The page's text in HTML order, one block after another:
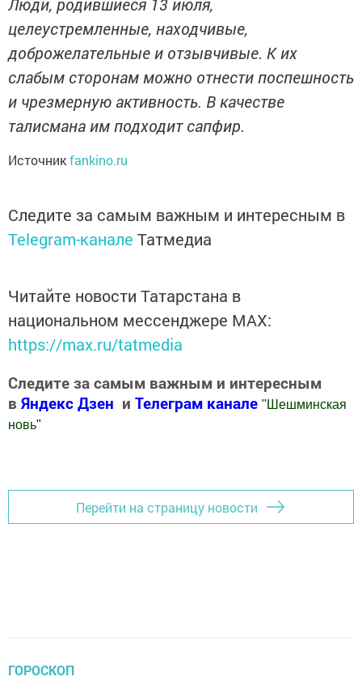
Люди, родившиеся 13 июля,
целеустремленные, находчивые,
доброжелательные и отзывчивые. К их
слабым сторонам можно отнести поспешность
и чрезмерную активность. В качестве
талисмана им подходит сапфир.
Источникfankino.ru
Следите за самым важным и интересным в
Telegram-канале Татмедиа
Читайте новости Татарстана в
национальном мессенджере MАХ:
https://max.ru/tatmedia
Следите за самым важным и интересным
в Яндекс Дзен и Телеграм канале " Шешминская
новь"
Перейти на страницу новости
ГОРОСКОП